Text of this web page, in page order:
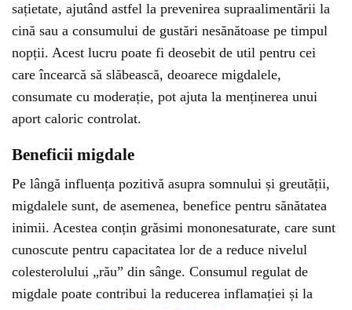
sațietate, ajutând astfel la prevenirea supraalimentării la
cină sau a consumului de gustări nesănătoase pe timpul
nopții. Acest lucru poate fi deosebit de util pentru cei
care încearcă să slăbească, deoarece migdalele,
consumate cu moderație, pot ajuta la menținerea unui
aport caloric controlat.
Beneficii migdale
Pe lângă influența pozitivă asupra somnului și greutății,
migdalele sunt, de asemenea, benefice pentru sănătatea
inimii. Acestea conțin grăsimi mononesaturate, care sunt
cunoscute pentru capacitatea lor de a reduce nivelul
colesterolului „rău” din sânge. Consumul regulat de
migdale poate contribui la reducerea inflamației și la